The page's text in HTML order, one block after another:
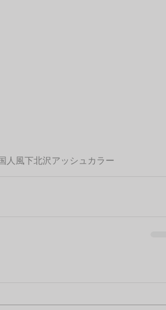
人風下北沢アッシュカラー